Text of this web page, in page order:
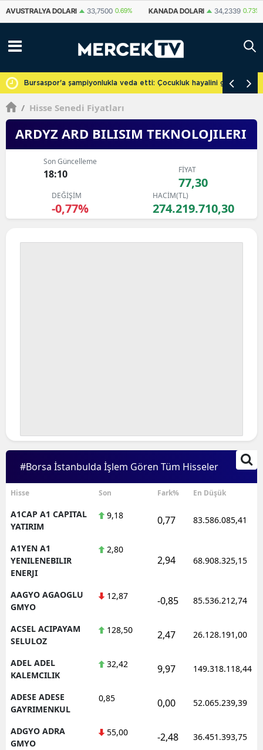
KANADA DOLARI 34,2339 0.73% İSVIÇRE FRANKI 59,1179 0.82%
Bursaspor'a şampiyonlukla veda etti: Çocukluk hayalini
/ Hisse Senedi Fiyatları
ARDYZ ARD BILISIM TEKNOLOJILERI
Son Güncelleme
18:10 FİYAT
77,30
DEĞİŞİM
-0,77%
HACİM(TL)
274.219.710,30
#Borsa İstanbulda İşlem Gören Tüm Hisseler
Hisse Son Fark% En Düşük
A1CAP A1 CAPITAL
YATIRIM
9,18 0,77 83.586.085,41
A1YEN A1
YENILENEBILIR
ENERJI
2,80
2,94 68.908.325,15
AAGYO AGAOGLU
GMYO
12,87 -0,85 85.536.212,74
ACSEL ACIPAYAM
SELULOZ
128,50 2,47 26.128.191,00
ADEL ADEL
KALEMCILIK
32,42 9,97 149.318.118,44
ADESE ADESE
GAYRIMENKUL
0,85 0,00 52.065.239,39
ADGYO ADRA
GMYO
55,00 -2,48 36.451.393,75